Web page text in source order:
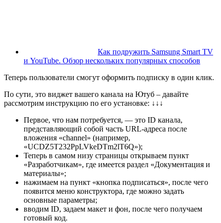
Как подружить Samsung Smart TV
и YouTube. Обзор нескольких популярных способов
Теперь пользователи смогут оформить подписку в один клик.
По сути, это виджет вашего канала на Ютуб – давайте
рассмотрим инструкцию по его установке: ↓ ↓ ↓
Первое, что нам потребуется, — это ID канала,
представляющий собой часть URL-адреса после
вложения «channel» (например,
«UCDZ5T232PpLVkeDTm2lT6Q»);
Теперь в самом низу страницы открываем пункт
«Разработчикам», где имеется раздел «Документация и
материалы»;
нажимаем на пункт «кнопка подписаться», после чего
появится меню конструктора, где можно задать
основные параметры;
вводим ID, задаем макет и фон, после чего получаем
готовый код.